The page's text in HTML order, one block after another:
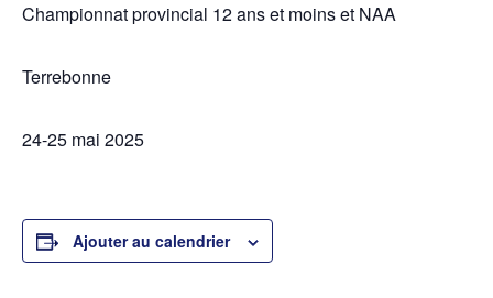
Championnat provincial 12 ans et moins et NAA
Terrebonne
24-25 mai 2025
Ajouter au calendrier